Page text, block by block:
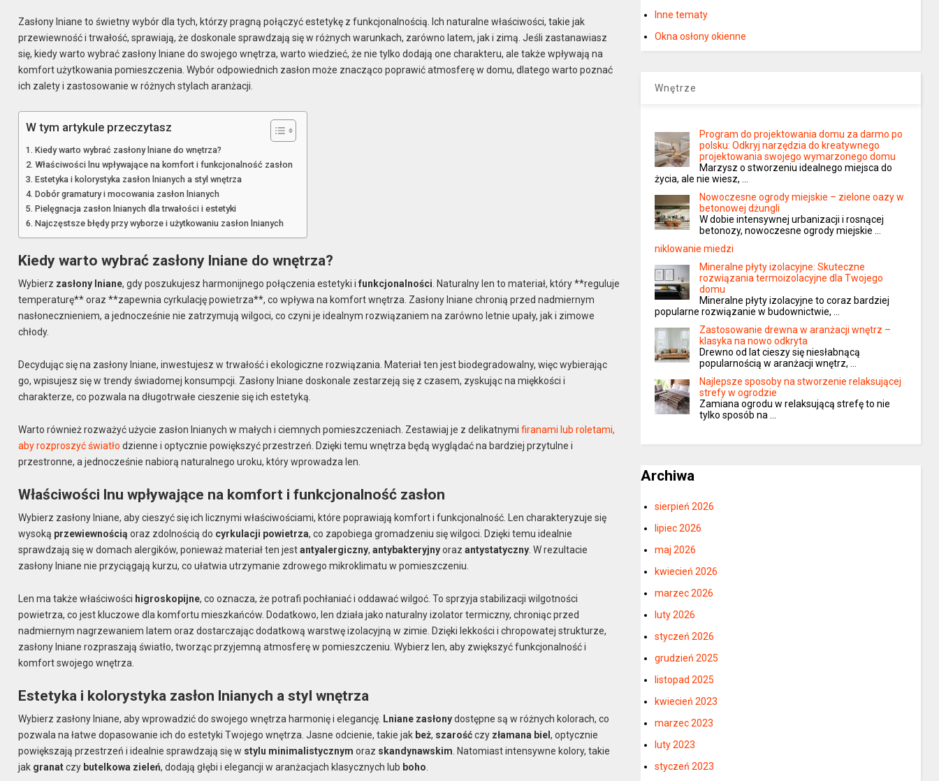
Zasłony lniane to świetny wybór dla tych, którzy pragną połączyć estetykę z funkcjonalnością. Ich naturalne właściwości, takie jak
przewiewność i trwałość, sprawiają, że doskonale sprawdzają się w różnych warunkach, zarówno latem, jak i zimą. Jeśli zastanawiasz
się, kiedy warto wybrać zasłony lniane do swojego wnętrza, warto wiedzieć, że nie tylko dodają one charakteru, ale także wpływają na
komfort użytkowania pomieszczenia. Wybór odpowiednich zasłon może znacząco poprawić atmosferę w domu, dlatego warto poznać
ich zalety i zastosowanie w różnych stylach aranżacji.
W tym artykule przeczytasz
Kiedy warto wybrać zasłony lniane do wnętrza?
Właściwości lnu wpływające na komfort i funkcjonalność zasłon
Estetyka i kolorystyka zasłon lnianych a styl wnętrza
Dobór gramatury i mocowania zasłon lnianych
Pielęgnacja zasłon lnianych dla trwałości i estetyki
Najczęstsze błędy przy wyborze i użytkowaniu zasłon lnianych
Kiedy warto wybrać zasłony lniane do wnętrza?
Wybierz zasłony lniane, gdy poszukujesz harmonijnego połączenia estetyki ifunkcjonalności . Naturalny len to materiał, który **reguluje
temperaturę** oraz **zapewnia cyrkulację powietrza**, co wpływa na komfort wnętrza. Zasłony lniane chronią przed nadmiernym
nasłonecznieniem, a jednocześnie nie zatrzymują wilgoci, co czyni je idealnym rozwiązaniem na zarówno letnie upały, jak i zimowe
chłody.
Decydując się na zasłony lniane, inwestujesz w trwałość i ekologiczne rozwiązania. Materiał ten jest biodegradowalny, więc wybierając
go, wpisujesz się w trendy świadomej konsumpcji. Zasłony lniane doskonale zestarzeją się z czasem, zyskując na miękkości i
charakterze, co pozwala na długotrwałe cieszenie się ich estetyką.
Warto również rozważyć użycie zasłon lnianych w małych i ciemnych pomieszczeniach. Zestawiaj je z delikatnymifiranami lub roletami,
aby rozproszyć światło dzienne i optycznie powiększyć przestrzeń. Dzięki temu wnętrza będą wyglądać na bardziej przytulne i
przestronne, a jednocześnie nabiorą naturalnego uroku, który wprowadza len.
Właściwości lnu wpływające na komfort i funkcjonalność zasłon
Wybierz zasłony lniane, aby cieszyć się ich licznymi właściwościami, które poprawiają komfort i funkcjonalność. Len charakteryzuje się
wysoką przewiewnością oraz zdolnością do cyrkulacji powietrza, co zapobiega gromadzeniu się wilgoci. Dzięki temu idealnie
sprawdzają się w domach alergików, ponieważ materiał ten jestantyalergiczny,antybakteryjnyorazantystatyczny . W rezultacie
zasłony lniane nie przyciągają kurzu, co ułatwia utrzymanie zdrowego mikroklimatu w pomieszczeniu.
Len ma także właściwości higroskopijne, co oznacza, że potrafi pochłaniać i oddawać wilgoć. To sprzyja stabilizacji wilgotności
powietrza, co jest kluczowe dla komfortu mieszkańców. Dodatkowo, len działa jako naturalny izolator termiczny, chroniąc przed
nadmiernym nagrzewaniem latem oraz dostarczając dodatkową warstwę izolacyjną w zimie. Dzięki lekkości i chropowatej strukturze,
zasłony lniane rozpraszają światło, tworząc przyjemną atmosferę w pomieszczeniu. Wybierz len, aby zwiększyć funkcjonalność i
komfort swojego wnętrza.
Estetyka i kolorystyka zasłon lnianych a styl wnętrza
Wybierz zasłony lniane, aby wprowadzić do swojego wnętrza harmonię i elegancję. Lniane zasłonydostępne są w różnych kolorach, co
pozwala na łatwe dopasowanie ich do estetyki Twojego wnętrza. Jasne odcienie, takie jak beż, szarośćczy złamana biel, optycznie
powiększają przestrzeń i idealnie sprawdzają się w stylu minimalistycznym oraz skandynawskim . Natomiast intensywne kolory, takie
jak granatczy butelkowa zieleń, dodają głębi i elegancji w aranżacjach klasycznych lub boho
Inne tematy
Okna osłony okienne
Wnętrze
Program do projektowania domu za darmo po
polsku: Odkryj narzędzia do kreatywnego
projektowania swojego wymarzonego domu
Marzysz o stworzeniu idealnego miejsca do
życia, ale nie wiesz, …
Nowoczesne ogrody miejskie – zielone oazy w
betonowej dżungli
W dobie intensywnej urbanizacji i rosnącej
betonozy, nowoczesne ogrody miejskie …
niklowanie miedzi
Mineralne płyty izolacyjne: Skuteczne
rozwiązania termoizolacyjne dla Twojego
domu
Mineralne płyty izolacyjne to coraz bardziej
popularne rozwiązanie w budownictwie, …
Zastosowanie drewna w aranżacji wnętrz –
klasyka na nowo odkryta
Drewno od lat cieszy się niesłabnącą
popularnością w aranżacji wnętrz, …
Najlepsze sposoby na stworzenie relaksującej
strefy w ogrodzie
Zamiana ogrodu w relaksującą strefę to nie
tylko sposób na …
Archiwa
sierpień 2026
lipiec 2026
maj 2026
kwiecień 2026
marzec 2026
luty 2026
styczeń 2026
grudzień 2025
listopad 2025
kwiecień 2023
marzec 2023
luty 2023
styczeń 2023